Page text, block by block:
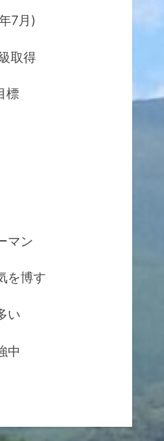
7月)
取得
標
マン
を博す
い
中